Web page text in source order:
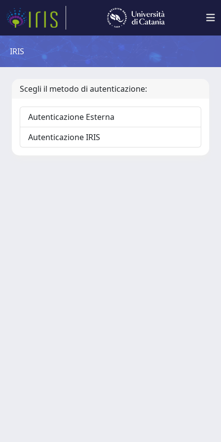
IRIS
Scegli il metodo di autenticazione:
Autenticazione Esterna
Autenticazione IRIS